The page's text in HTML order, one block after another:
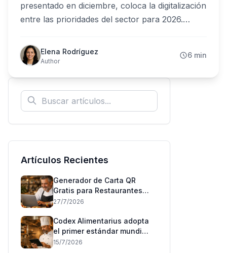
presentado en diciembre, coloca la digitalización
entre las prioridades del sector para 2026.
tecnología (EY/ConectadHOS, junio de 2024), la
carta digital sigue siendo terreno por conquistar:
estudio de Basque Culinary Center y
Delectatech. Para restaurantes de España y
Elena Rodríguez
Author
6 min
Artículos Recientes
Generador de Carta QR
Gratis para Restaurantes
(Sin Tarjeta)
27/7/2026
Codex Alimentarius adopta
el primer estándar mundial
'puede contener': qué
15/7/2026